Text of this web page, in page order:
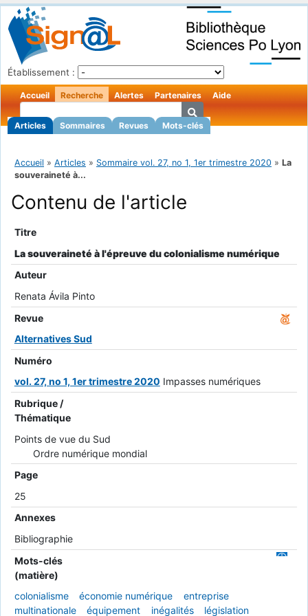
Établissement :
Accueil Recherche
Articles Sommaires Revues Mots-clés
Alertes Partenaires Aide
Accueil » Articles » Sommaire vol. 27, no 1, 1er trimestre 2020 » La
souveraineté à...
Contenu de l'article
Titre
La souveraineté à l'épreuve du colonialisme numérique
Auteur
Renata Ávila Pinto
Revue
Alternatives Sud
Numéro
vol. 27, no 1, 1er trimestre 2020 Impasses numériques
Rubrique /
Thématique
Points de vue du Sud
Ordre numérique mondial
Page
25
Annexes
Bibliographie
Mots-clés
(matière)
colonialisme
économie numérique
entreprise
multinationale
équipement inégalités législation